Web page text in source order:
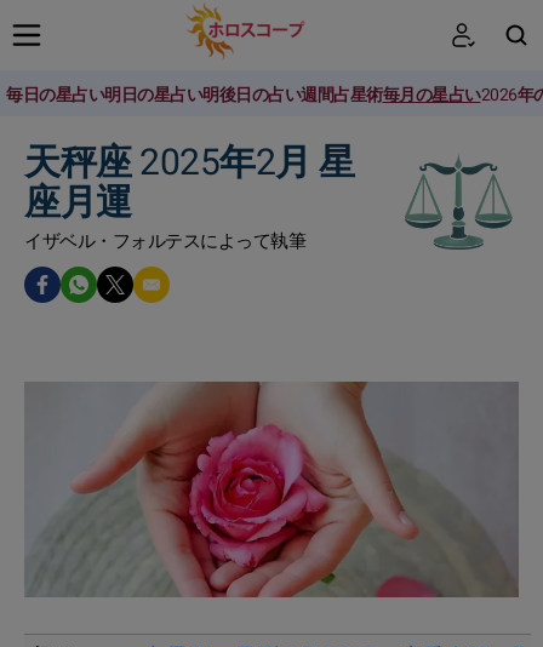
毎日の星占い明日の星占い明後日の占い週間占星術毎月の星占い2026年
天秤座 2025年2月 星
座月運
イザベル・フォルテスによって執筆